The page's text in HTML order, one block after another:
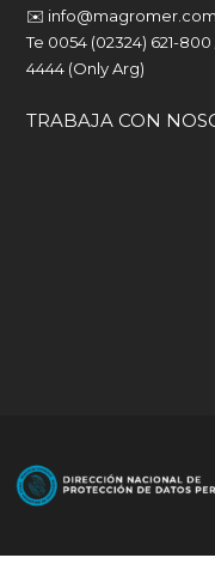
✉️ info@magromer.com
Te 0054 (02324) 621-
4444 (Only Arg)
TRABAJA CON